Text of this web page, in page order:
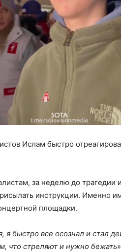
Ислам быстро
за неделю до
инструкции. Именно
площадки.
я быстро все осознал и стал
что стреляют и нужно бежать